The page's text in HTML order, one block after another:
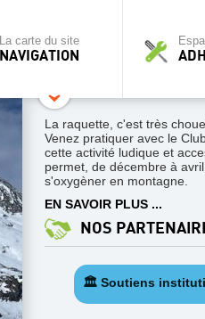
La carte du site
NAVIGATION
La raquette, c'est très
Venez pratiquer avec le
cette activité ludique et
permet, de décembre à
s'oxygèner en montagne.
EN SAVOIR PLUS ...
NOS
🏛️ Soutiens